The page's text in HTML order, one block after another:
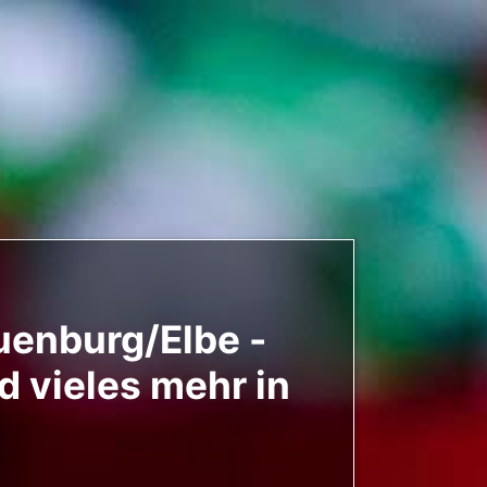
Elbe -
vieles mehr in